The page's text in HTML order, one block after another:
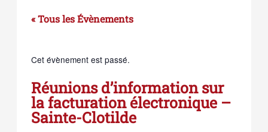
« Tous les Évènements
Cet évènement est passé.
Réunions d’information sur
la facturation électronique –
Sainte-Clotilde